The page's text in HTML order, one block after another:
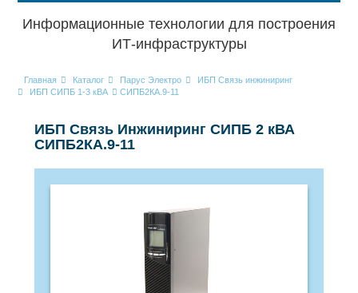
Информационные технологии для построения
ИТ-инфраструктуры
Главная Каталог Парус Электро
ИБП Связь инжиниринг
ИБП СИПБ 1-3 кВА
СИПБ2КА.9-11
ИБП Связь Инжиниринг СИПБ 2 кВА
СИПБ2КА.9-11